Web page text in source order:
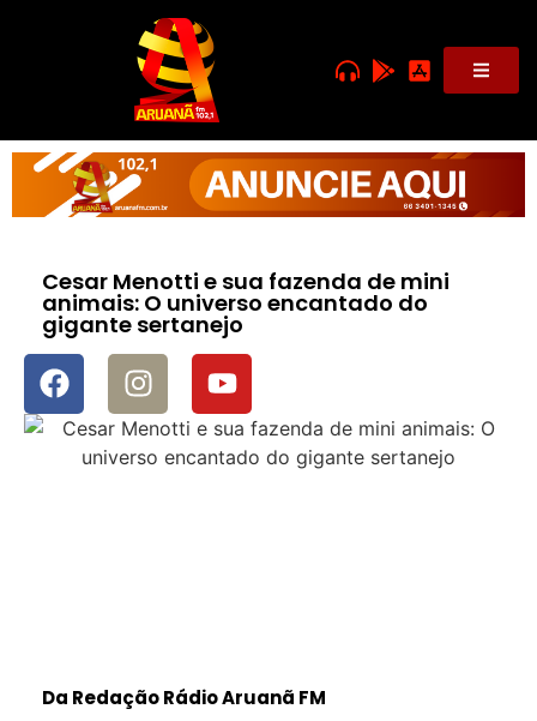
Cesar Menotti e sua fazenda de mini
animais: O universo encantado do
gigante sertanejo
Da Redação Rádio Aruanã FM